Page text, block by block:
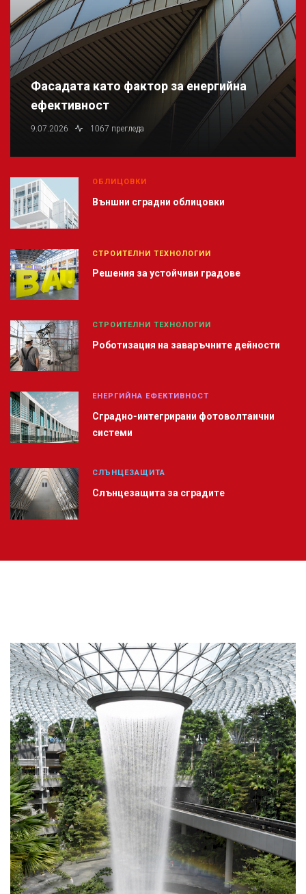
Фасадата като фактор за енергийна
ефективност
9.07.2026 1067 прегледа
ОБЛИЦОВКИ
Външни сградни облицовки
СТРОИТЕЛНИ ТЕХНОЛОГИИ
Решения за устойчиви градове
СТРОИТЕЛНИ ТЕХНОЛОГИИ
Роботизация на заваръчните дейности
ЕНЕРГИЙНА ЕФЕКТИВНОСТ
Сградно-интегрирани фотоволтаични
системи
СЛЪНЦЕЗАЩИТА
Слънцезащита за сградите